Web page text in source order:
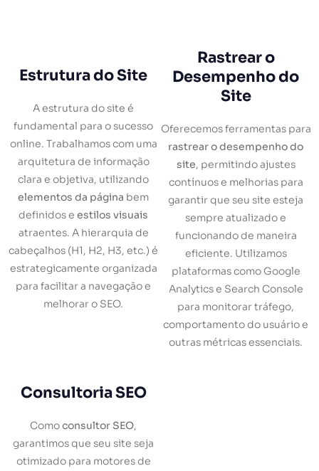
Estrutura do Site
A estrutura do site é
fundamental para o sucesso
online. Trabalhamos com uma
arquitetura de informação
clara e objetiva, utilizando
elementos da página bem
definidos e estilos visuais
atraentes. A hierarquia de
cabeçalhos (H1, H2, H3, etc.) é
estrategicamente organizada
para facilitar a navegação e
melhorar o SEO.
Rastrear o
Desempenho do
Site
Oferecemos ferramentas para
rastrear o desempenho do
site, permitindo ajustes
contínuos e melhorias para
garantir que seu site esteja
sempre atualizado e
funcionando de maneira
eficiente. Utilizamos
plataformas como Google
Analytics e Search Console
para monitorar tráfego,
comportamento do usuário e
outras métricas essenciais.
Consultoria SEO
Comoconsultor SEO,
garantimos que seu site seja
otimizado para motores de